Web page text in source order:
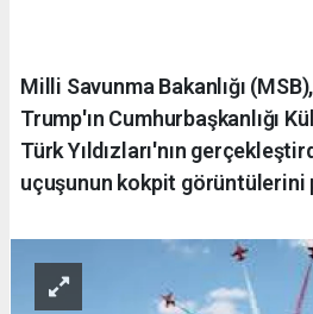
Milli Savunma Bakanlığı
Trump'ın Cumhurbaşkanlığı
Türk Yıldızları'nın
uçuşunun kokpit görüntülerini